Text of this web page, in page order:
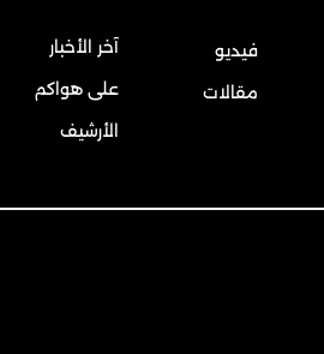
فيديو
مقالات
آخر الأخبار
على هواكم
الأرشيف